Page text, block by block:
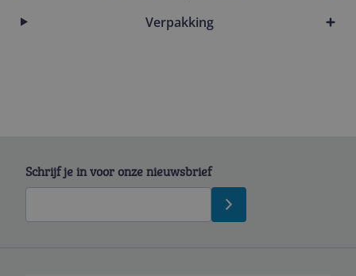
Verpakking
Schrijf je in voor onze nieuwsbrief